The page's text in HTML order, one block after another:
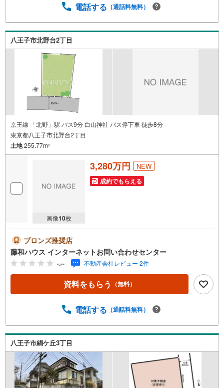
電話する （通話料無料）
八王子市北野台2丁目
京王線 「北野」駅 バス9分 白山神社 バス停下車 徒歩8分
東京都八王子市北野台2丁目
土地255.77m2
画像10枚
3,280万円 NEW
成約でもらえる
ブロンズ推奨店
藤和ハウス インターネットお問い合わせセンター
-.-- 不動産会社レビュー 2件
資料をもらう （無料）
電話する （通話料無料）
八王子市絹ケ丘3丁目